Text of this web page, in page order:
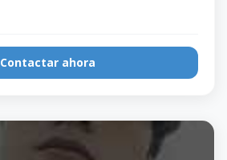
Contactar ahora